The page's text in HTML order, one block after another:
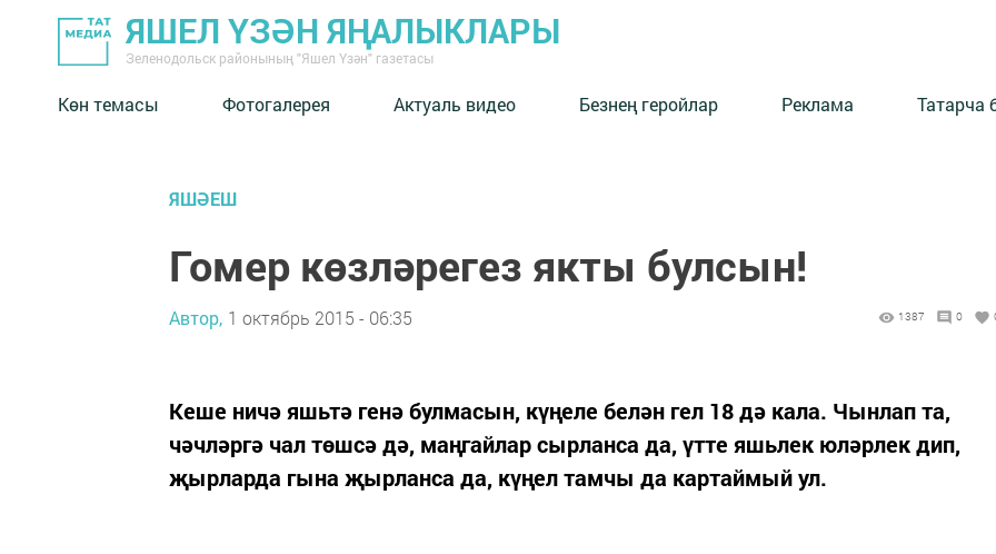
ЯШЕЛ ҮЗӘН ЯҢАЛЫКЛАРЫ
Зеленодольск районының "Яшел Үзән" газетасы
Көн темасы Фотогалерея Актуаль видео Безнең геройлар Реклама Татарча
ЯШӘЕШ
Гомер көзләрегез якты булсын!
Автор, 1 октябрь 2015 - 06:35 1387 0
Кеше ничә яшьтә генә булмасын, күңеле белән гел 18 дә кала. Чынлап та,
чәчләргә чал төшсә дә, маңгайлар сырланса да, үтте яшьлек юләрлек дип,
җырларда гына җырланса да, күңел тамчы да картаймый ул.